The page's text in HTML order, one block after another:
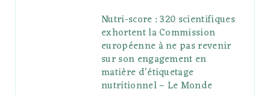
Nutri-score : 320 scientifiques
exhortent la Commission
européenne à ne pas revenir
sur son engagement en
matière d’étiquetage
nutritionnel – Le Monde